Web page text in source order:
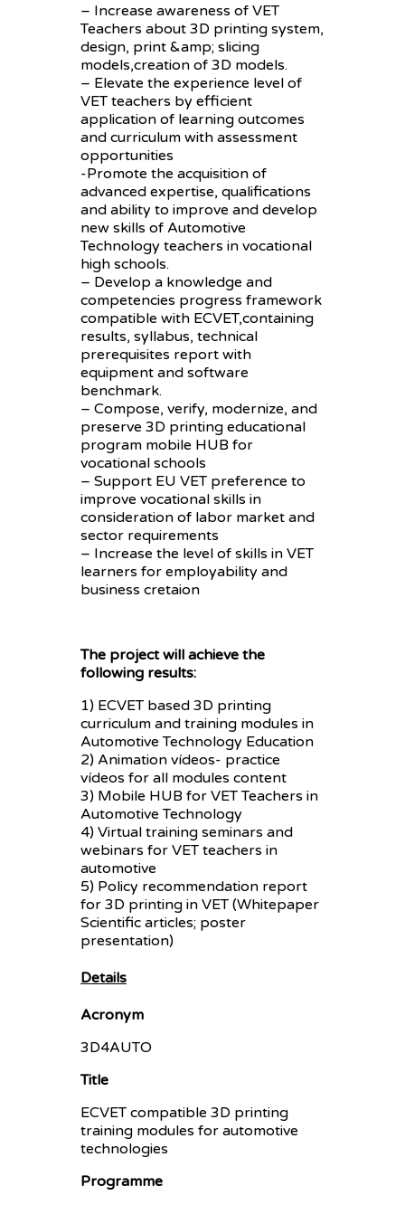
– Increase awareness of VET
Teachers about 3D printing system,
design, print &amp; slicing
models,creation of 3D models.
– Elevate the experience level of
VET teachers by efficient
application of learning outcomes
and curriculum with assessment
opportunities
-Promote the acquisition of
advanced expertise, qualifications
and ability to improve and develop
new skills of Automotive
Technology teachers in vocational
high schools.
– Develop a knowledge and
competencies progress framework
compatible with ECVET,containing
results, syllabus, technical
prerequisites report with
equipment and software
benchmark.
– Compose, verify, modernize, and
preserve 3D printing educational
program mobile HUB for
vocational schools
– Support EU VET preference to
improve vocational skills in
consideration of labor market and
sector requirements
– Increase the level of skills in VET
learners for employability and
business cretaion
The project will achieve the
following results:
1) ECVET based 3D printing
curriculum and training modules in
Automotive Technology Education
2) Animation vídeos- practice
vídeos for all modules content
3) Mobile HUB for VET Teachers in
Automotive Technology
4) Virtual training seminars and
webinars for VET teachers in
automotive
5) Policy recommendation report
for 3D printing in VET (Whitepaper
Scientific articles; poster
presentation)
Details
Acronym
3D4AUTO
Title
ECVET compatible 3D printing
training modules for automotive
technologies
Programme